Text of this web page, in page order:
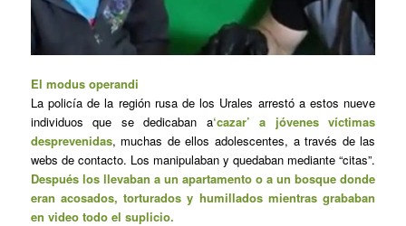
El modus operandi
La policía de la región rusa de los Urales arrestó a estos nueve
individuos que se dedicaban a‘cazar’ a jóvenes víctimas
desprevenidas, muchas de ellos adolescentes, a través de las
webs de contacto. Los manipulaban y quedaban mediante “citas”.
Después los llevaban a un apartamento o a un bosque donde
eran acosados, torturados y humillados mientras grababan
en video todo el suplicio.